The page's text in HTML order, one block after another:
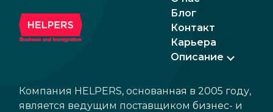
Блог
Контакт
Карьера
Описание
Компания HELPERS, основанная в 2005 году,
является ведущим поставщиком бизнес- и